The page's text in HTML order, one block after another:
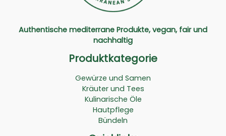
Authentische mediterrane Produkte, vegan, fair und
nachhaltig
Produktkategorie
Gewürze und Samen
Kräuter und Tees
Kulinarische Öle
Hautpflege
Bündeln